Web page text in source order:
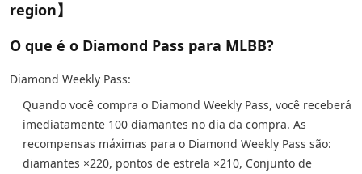
region】
O que é o Diamond Pass para MLBB?
Diamond Weekly Pass:
Quando você compra o Diamond Weekly Pass, você receberá
imediatamente 100 diamantes no dia da compra. As
recompensas máximas para o Diamond Weekly Pass são:
diamantes ×220, pontos de estrela ×210, Conjunto de